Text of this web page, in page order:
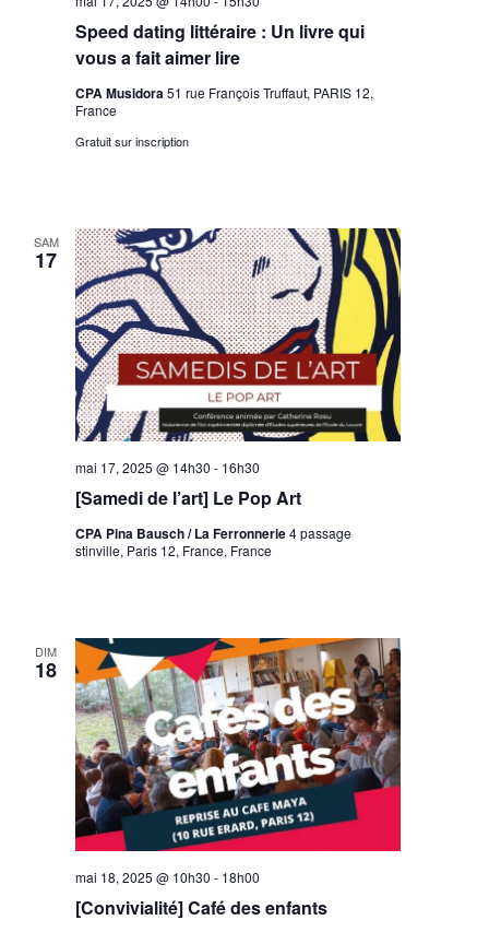
Speed dating littéraire : Un livre qui
vous a fait aimer lire
CPA Musidora51 rue François Truffaut, PARIS 12,
France
Gratuit sur inscription
SAM
17
[Samedi de l’art] Le Pop Art
mai 17, 2025 @ 14h30 - 16h30
CPA Pina Bausch / La Ferronnerie4 passage
stinville, Paris 12, France, France
DIM
18
[Convivialité] Café des enfants
mai 18, 2025 @ 10h30 - 18h00